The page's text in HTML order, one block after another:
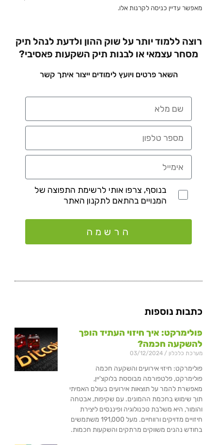
מאפשר עדיין כניסה לקרנות אלו.
רוצה ללמוד יותר על שוק ההון ולדעת לנהל תיק
מסחר עצמאי או לבנות תיק השקעות פאסיבי?
השאר פרטים ויועץ לימודים ייצור איתך קשר
בנוסף, צרפו אותי לרשימת התפוצה של
המנויים בהתאם לתקנון האתר
הרשמה
כתבות נוספות
פולימרקט: איך חיזוי העתיד הופך
להשקעה חכמה?
מערכת כלכלון
פולימרקט: חיזוי אירועים והשקעה חכמה
פולימרקט, פלטפורמה מבוססת בלוקצ'יין,
מאפשרת להמר על תוצאות אירועים בעולם האמיתי
תוך שימוש בחכמת ההמונים. עם שקיפות, אבטחה
והומור, היא משלבת טכנולוגיה ופיננסים ליצירת
חיזויים מדויקים ורווחיים. מעל 191,000 משתמשים
בחודש נהנים משווקים מרתקים והשקעות חכמות.